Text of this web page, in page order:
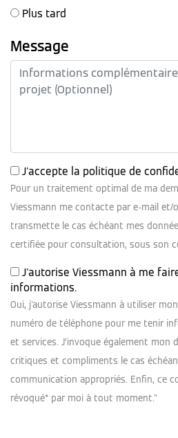
Plus tard
Message
J'accepte la politique de
Pour un traitement optimal de ma
Viessmann me contacte par e-mail et/
transmette le cas échéant mes
certifiée pour consultation, sous son
J'autorise Viessmann à me
informations.
Oui, j'autorise Viessmann à utiliser
numéro de téléphone pour me tenir
et services. J’invoque également mon
critiques et compliments le cas
communication appropriés. Enfin, ce
révoqué* par moi à tout moment."